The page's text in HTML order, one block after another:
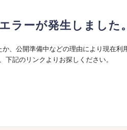
ラーが発生しました。
、公開準備中などの理由により現在利
記のリンクよりお探しください。